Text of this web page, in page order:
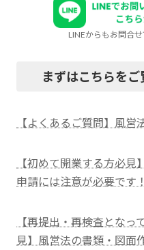
LINEからもお問合
まずはこちらを
【よくあるご質問】風営
【初めて開業する方必見
申請には注意が必要です！
【再提出・再検査となっ
見】風営法の書類・図面